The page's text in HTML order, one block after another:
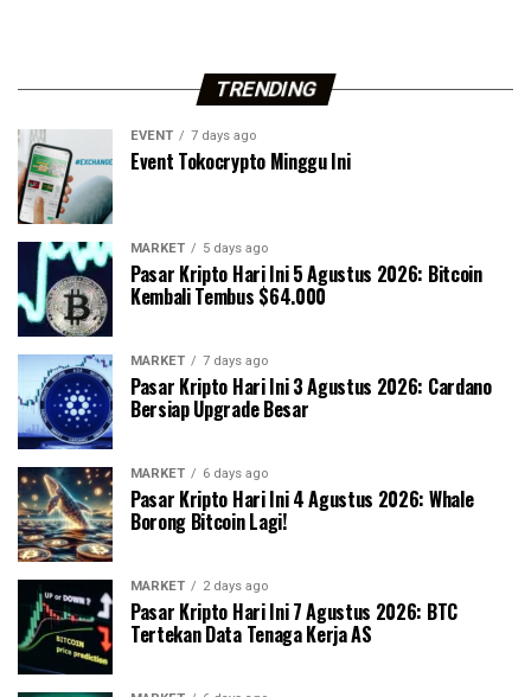
TRENDING
EVENT 7 days ago
Event Tokocrypto Minggu Ini
MARKET 5 days ago
Pasar Kripto Hari Ini 5 Agustus 2026: Bitcoin
Kembali Tembus $64.000
MARKET 7 days ago
Pasar Kripto Hari Ini 3 Agustus 2026: Cardano
Bersiap Upgrade Besar
MARKET 6 days ago
Pasar Kripto Hari Ini 4 Agustus 2026: Whale
Borong Bitcoin Lagi!
MARKET 2 days ago
Pasar Kripto Hari Ini 7 Agustus 2026: BTC
Tertekan Data Tenaga Kerja AS